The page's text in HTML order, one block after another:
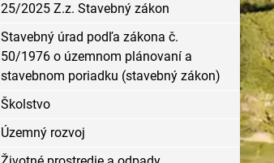
25/2025 Z.z. Stavebný zákon
Stavebný úrad podľa zákona č.
50/1976 o územnom plánovaní a
stavebnom poriadku (stavebný zákon)
Školstvo
Územný rozvoj